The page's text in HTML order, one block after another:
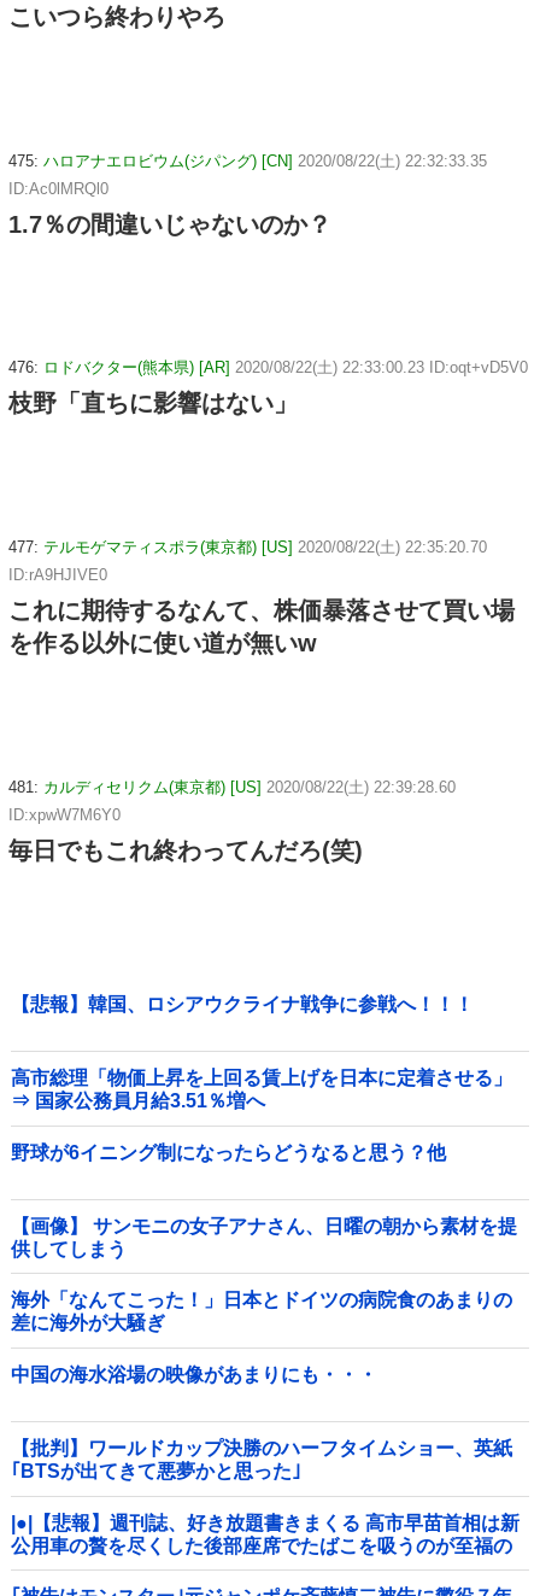
こいつら終わりやろ
475: ハロアナエロビウム(ジパング) [CN] 2020/08/22(土) 22:32:33.35
ID:Ac0lMRQl0
1.7％の間違いじゃないのか？
476: ロドバクター(熊本県) [AR] 2020/08/22(土) 22:33:00.23 ID:oqt+vD5V0
枝野「直ちに影響はない」
477: テルモゲマティスポラ(東京都) [US] 2020/08/22(土) 22:35:20.70
ID:rA9HJIVE0
これに期待するなんて、株価暴落させて買い場
を作る以外に使い道が無いw
481: カルディセリクム(東京都) [US] 2020/08/22(土) 22:39:28.60
ID:xpwW7M6Y0
毎日でもこれ終わってんだろ(笑)
【悲報】韓国、ロシアウクライナ戦争に参戦へ！！！
高市総理「物価上昇を上回る賃上げを日本に定着させる」
⇒ 国家公務員月給3.51％増へ
野球が6イニング制になったらどうなると思う？他
【画像】 サンモニの女子アナさん、日曜の朝から素材を提
供してしまう
海外「なんてこった！」日本とドイツの病院食のあまりの
差に海外が大騒ぎ
中国の海水浴場の映像があまりにも・・・
【批判】ワールドカップ決勝のハーフタイムショー、英紙
｢BTSが出てきて悪夢かと思った｣
|●|【悲報】週刊誌、好き放題書きまくる 高市早苗首相は新
公用車の贅を尽くした後部座席でたばこを吸うのが至福の
時間「どんどん延びる乗車時間」